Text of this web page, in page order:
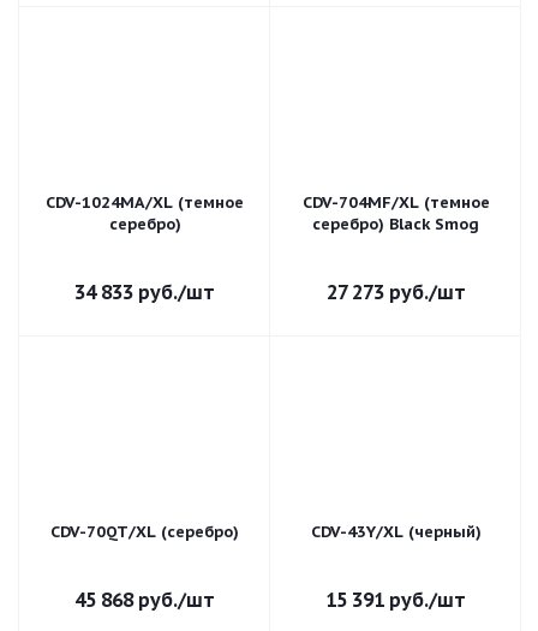
CDV-1024MA/XL (темное
серебро)
34 833 руб./шт
CDV-704MF/XL (темное
серебро) Black Smog
27 273руб./шт
CDV-70QT/XL (серебро)
45 868руб./шт
CDV-43Y/XL (черный)
15 391 руб./шт